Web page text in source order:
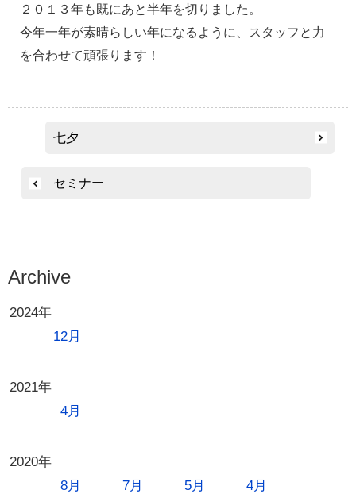
２０１３年も既にあと半年を切りました。
今年一年が素晴らしい年になるように、スタッフと力
を合わせて頑張ります！
ナ
シ
ン
七夕
セミナー
Archive
2024年
12月
2021年
4月
2020年
8月
7月 5月 4月